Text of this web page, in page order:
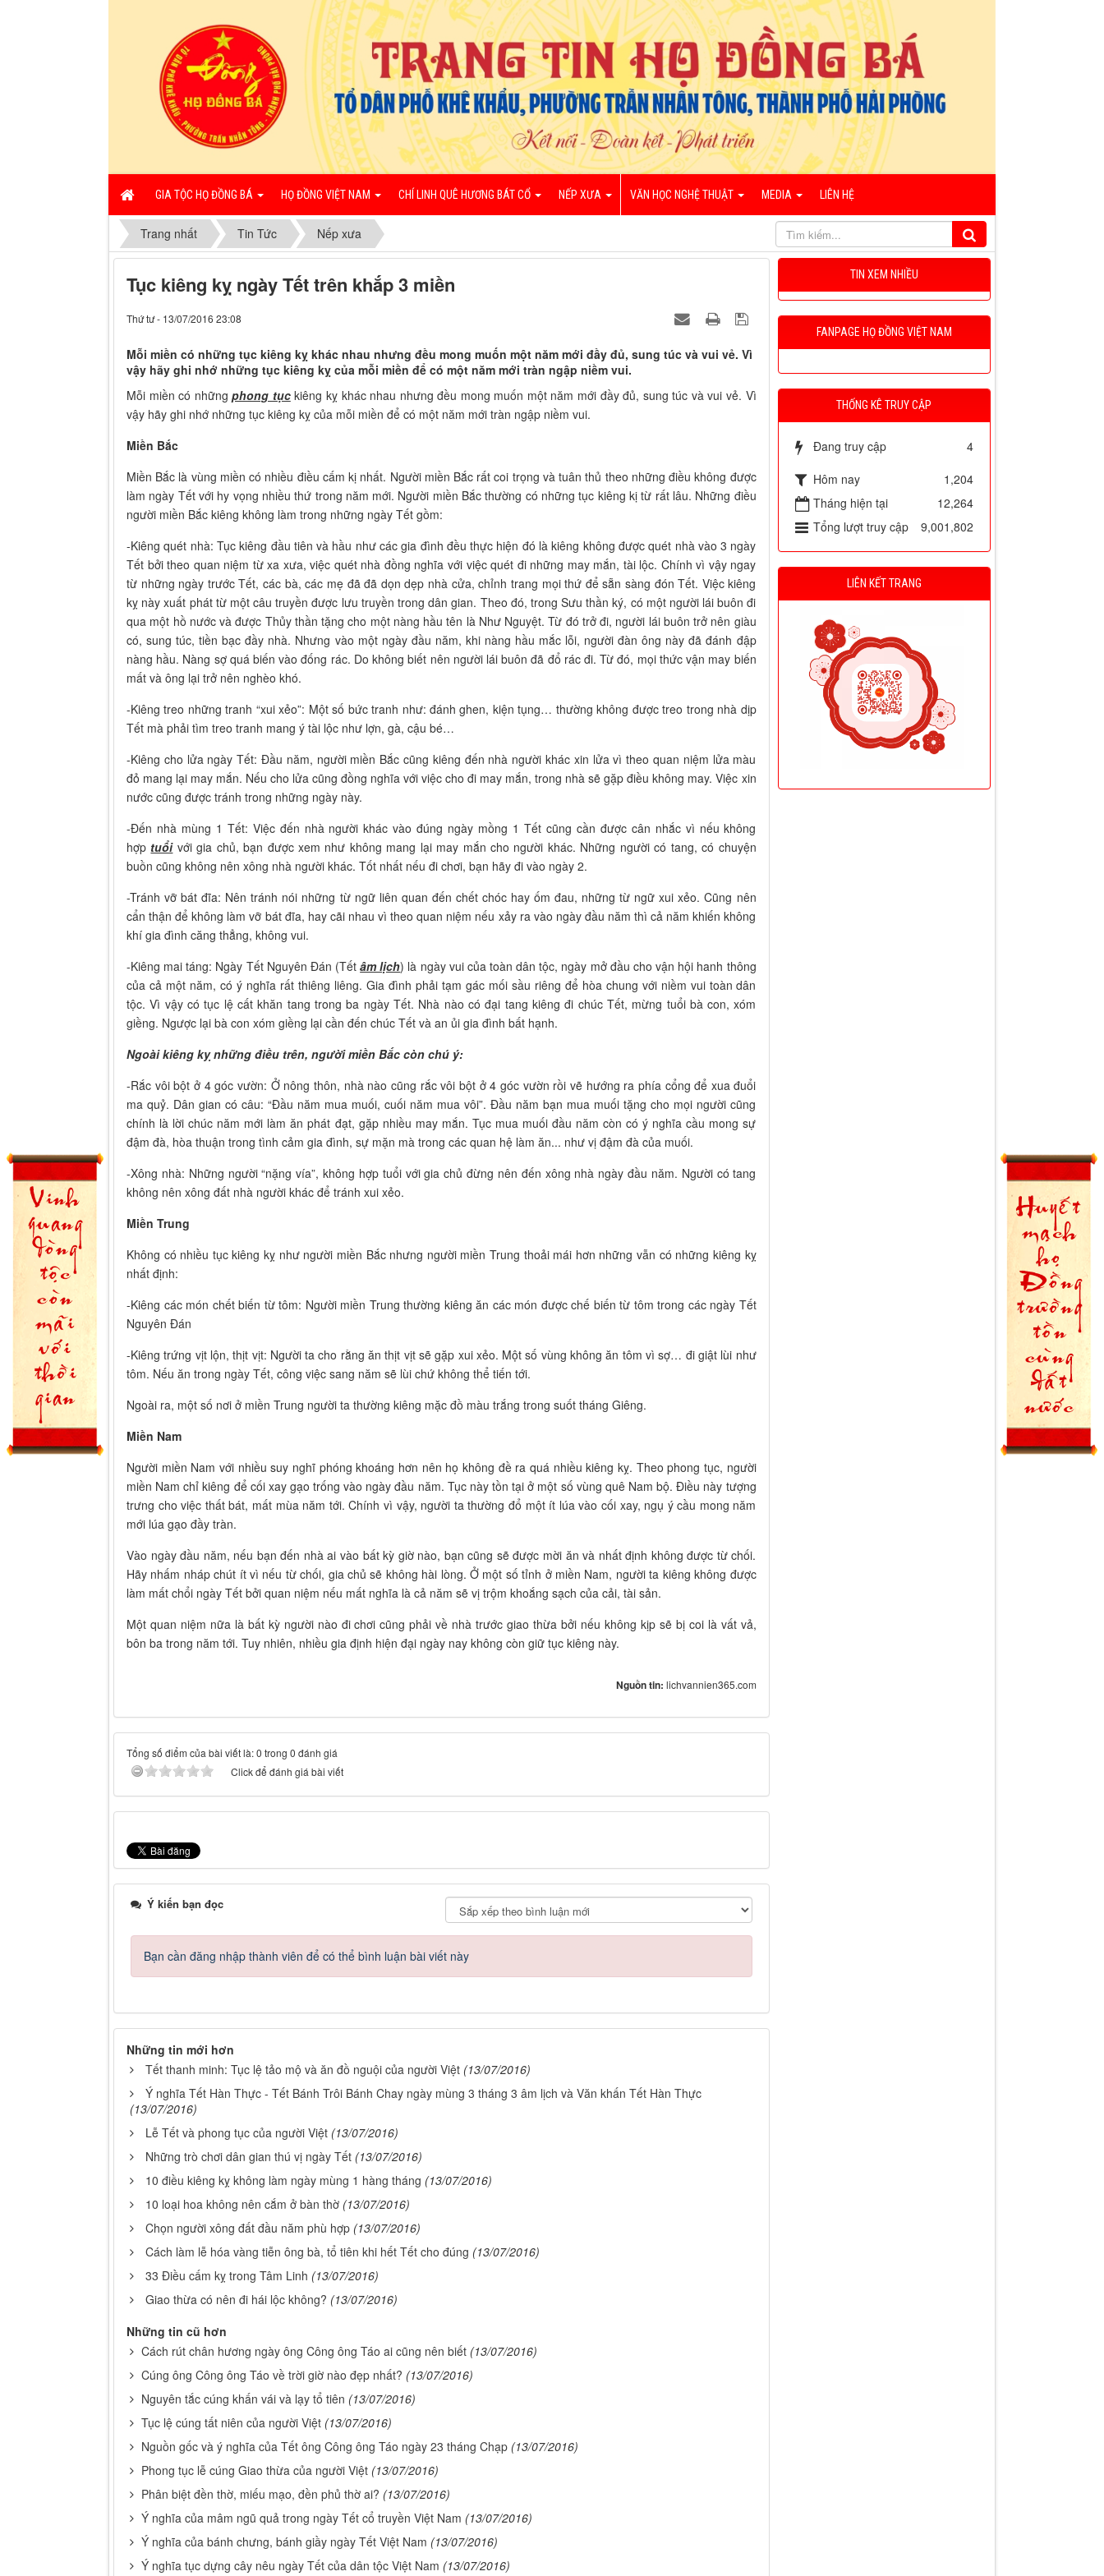
GIA TỘC HỌ ĐỒNG BÁ HỌ ĐỒNG VIỆT NAM CHÍ LINH QUÊ HƯƠNG BÁT CỔ NẾP XƯA VĂN HỌC NGHỆ THUẬT MEDIA LIÊN HỆ
Trang nhất Tin Tức Nếp xưa
Tục kiêng kỵ ngày Tết trên khắp 3 miền
Thứ tư - 13/07/2016 23:08
Mỗi miền có những tục kiêng kỵ khác nhau nhưng đều mong muốn một năm mới đầy đủ, sung túc và vui vẻ. Vì
vậy hãy ghi nhớ những tục kiêng kỵ của mỗi miền để có một năm mới tràn ngập niềm vui.
Mỗi miền có nhữngphong tụckiêng kỵ khác nhau nhưng đều mong muốn một năm mới đầy đủ, sung túc và vui vẻ. Vì
vậy hãy ghi nhớ những tục kiêng kỵ của mỗi miền để có một năm mới tràn ngập niềm vui.
Miền Bắc
Miền Bắc là vùng miền có nhiều điều cấm kị nhất. Người miền Bắc rất coi trọng và tuân thủ theo những điều không được
làm ngày Tết với hy vọng nhiều thứ trong năm mới. Người miền Bắc thường có những tục kiêng kị từ rất lâu. Những điều
người miền Bắc kiêng không làm trong những ngày Tết gồm:
-Kiêng quét nhà: Tục kiêng đầu tiên và hầu như các gia đình đều thực hiện đó là kiêng không được quét nhà vào 3 ngày
Tết bởi theo quan niệm từ xa xưa, việc quét nhà đồng nghĩa với việc quét đi những may mắn, tài lộc. Chính vì vậy ngay
từ những ngày trước Tết, các bà, các mẹ đã đã dọn dẹp nhà cửa, chỉnh trang mọi thứ để sẵn sàng đón Tết. Việc kiêng
kỵ này xuất phát từ một câu truyền được lưu truyền trong dân gian. Theo đó, trong Sưu thần ký, có một người lái buôn đi
qua một hồ nước và được Thủy thần tặng cho một nàng hầu tên là Như Nguyệt. Từ đó trở đi, người lái buôn trở nên giàu
có, sung túc, tiền bạc đầy nhà. Nhưng vào một ngày đầu năm, khi nàng hầu mắc lỗi, người đàn ông này đã đánh đập
nàng hầu. Nàng sợ quá biến vào đống rác. Do không biết nên người lái buôn đã đổ rác đi. Từ đó, mọi thức vận may biến
mất và ông lại trở nên nghèo khó.
-Kiêng treo những tranh “xui xẻo”: Một số bức tranh như: đánh ghen, kiện tụng… thường không được treo trong nhà dịp
Tết mà phải tìm treo tranh mang ý tài lộc như lợn, gà, cậu bé…
-Kiêng cho lửa ngày Tết: Đầu năm, người miền Bắc cũng kiêng đến nhà người khác xin lửa vì theo quan niệm lửa màu
đỏ mang lại may mắn. Nếu cho lửa cũng đồng nghĩa với việc cho đi may mắn, trong nhà sẽ gặp điều không may. Việc xin
nước cũng được tránh trong những ngày này.
-Đến nhà mùng 1 Tết: Việc đến nhà người khác vào đúng ngày mồng 1 Tết cũng cần được cân nhắc vì nếu không
hợp tuổivới gia chủ, bạn được xem như không mang lại may mắn cho người khác. Những người có tang, có chuyện
buồn cũng không nên xông nhà người khác. Tốt nhất nếu đi chơi, bạn hãy đi vào ngày 2.
-Tránh vỡ bát đĩa: Nên tránh nói những từ ngữ liên quan đến chết chóc hay ốm đau, những từ ngữ xui xẻo. Cũng nên
cẩn thận để không làm vỡ bát đĩa, hay cãi nhau vì theo quan niệm nếu xảy ra vào ngày đầu năm thì cả năm khiến không
khí gia đình căng thẳng, không vui.
-Kiêng mai táng: Ngày Tết Nguyên Đán (Tếtâm lịch) là ngày vui của toàn dân tộc, ngày mở đầu cho vận hội hanh thông
của cả một năm, có ý nghĩa rất thiêng liêng. Gia đình phải tạm gác mối sầu riêng để hòa chung với niềm vui toàn dân
tộc. Vì vậy có tục lệ cất khăn tang trong ba ngày Tết. Nhà nào có đại tang kiêng đi chúc Tết, mừng tuổi bà con, xóm
giềng. Ngược lại bà con xóm giềng lại cần đến chúc Tết và an ủi gia đình bất hạnh.
Ngoài kiêng kỵ những điều trên, người miền Bắc còn chú ý:
-Rắc vôi bột ở 4 góc vườn: Ở nông thôn, nhà nào cũng rắc vôi bột ở 4 góc vườn rồi vẽ hướng ra phía cổng để xua đuổi
ma quỷ. Dân gian có câu: “Đầu năm mua muối, cuối năm mua vôi”. Đầu năm bạn mua muối tặng cho mọi người cũng
chính là lời chúc năm mới làm ăn phát đạt, gặp nhiều may mắn. Tục mua muối đầu năm còn có ý nghĩa cầu mong sự
đậm đà, hòa thuận trong tình cảm gia đình, sự mặn mà trong các quan hệ làm ăn... như vị đậm đà của muối.
-Xông nhà: Những người “nặng vía”, không hợp tuổi với gia chủ đừng nên đến xông nhà ngày đầu năm. Người có tang
không nên xông đất nhà người khác để tránh xui xẻo.
Miền Trung
Không có nhiều tục kiêng kỵ như người miền Bắc nhưng người miền Trung thoải mái hơn những vẫn có những kiêng kỵ
nhất định:
-Kiêng các món chết biến từ tôm: Người miền Trung thường kiêng ăn các món được chế biến từ tôm trong các ngày Tết
Nguyên Đán
-Kiêng trứng vịt lộn, thịt vịt: Người ta cho rằng ăn thịt vịt sẽ gặp xui xẻo. Một số vùng không ăn tôm vì sợ… đi giật lùi như
tôm. Nếu ăn trong ngày Tết, công việc sang năm sẽ lùi chứ không thể tiến tới.
Ngoài ra, một số nơi ở miền Trung người ta thường kiêng mặc đồ màu trắng trong suốt tháng Giêng.
Miền Nam
Người miền Nam với nhiều suy nghĩ phóng khoáng hơn nên họ không đề ra quá nhiều kiêng kỵ. Theo phong tục, người
miền Nam chỉ kiêng để cối xay gạo trống vào ngày đầu năm. Tục này tồn tại ở một số vùng quê Nam bộ. Điều này tượng
trưng cho việc thất bát, mất mùa năm tới. Chính vì vậy, người ta thường đổ một ít lúa vào cối xay, ngụ ý cầu mong năm
mới lúa gạo đầy tràn.
Vào ngày đầu năm, nếu bạn đến nhà ai vào bất kỳ giờ nào, bạn cũng sẽ được mời ăn và nhất định không được từ chối.
Hãy nhấm nháp chút ít vì nếu từ chối, gia chủ sẽ không hài lòng. Ở một số tỉnh ở miền Nam, người ta kiêng không được
làm mất chổi ngày Tết bởi quan niệm nếu mất nghĩa là cả năm sẽ vị trộm khoắng sạch của cải, tài sản.
Một quan niệm nữa là bất kỳ người nào đi chơi cũng phải về nhà trước giao thừa bởi nếu không kịp sẽ bị coi là vất vả,
bôn ba trong năm tới. Tuy nhiên, nhiều gia định hiện đại ngày nay không còn giữ tục kiêng này.
Nguồn tin: lichvannien365.com
Tổng số điểm của bài viết là: 0 trong 0 đánh giá
Click để đánh giá bài viết
Ý kiến bạn đọc
Bạn cần đăng nhập thành viên để có thể bình luận bài viết này
Những tin mới hơn
Tết thanh minh: Tục lệ tảo mộ và ăn đồ nguội của người Việt (13/07/2016)
Ý nghĩa Tết Hàn Thực - Tết Bánh Trôi Bánh Chay ngày mùng 3 tháng 3 âm lịch và Văn khấn Tết Hàn Thực
(13/07/2016)
Lễ Tết và phong tục của người Việt (13/07/2016)
Những trò chơi dân gian thú vị ngày Tết (13/07/2016)
10 điều kiêng kỵ không làm ngày mùng 1 hàng tháng (13/07/2016)
10 loại hoa không nên cắm ở bàn thờ (13/07/2016)
Chọn người xông đất đầu năm phù hợp (13/07/2016)
Cách làm lễ hóa vàng tiễn ông bà, tổ tiên khi hết Tết cho đúng (13/07/2016)
33 Điều cấm kỵ trong Tâm Linh (13/07/2016)
Giao thừa có nên đi hái lộc không? (13/07/2016)
Những tin cũ hơn
Cách rút chân hương ngày ông Công ông Táo ai cũng nên biết (13/07/2016)
Cúng ông Công ông Táo về trời giờ nào đẹp nhất? (13/07/2016)
Nguyên tắc cúng khấn vái và lạy tổ tiên (13/07/2016)
Tục lệ cúng tất niên của người Việt (13/07/2016)
Nguồn gốc và ý nghĩa của Tết ông Công ông Táo ngày 23 tháng Chạp (13/07/2016)
Phong tục lễ cúng Giao thừa của người Việt (13/07/2016)
Phân biệt đền thờ, miếu mạo, đền phủ thờ ai? (13/07/2016)
Ý nghĩa của mâm ngũ quả trong ngày Tết cổ truyền Việt Nam (13/07/2016)
Ý nghĩa của bánh chưng, bánh giầy ngày Tết Việt Nam (13/07/2016)
Ý nghĩa tục dựng cây nêu ngày Tết của dân tộc Việt Nam (13/07/2016)
TIN XEM NHIỀU
FANPAGE HỌ ĐỒNG VIỆT NAM
THỐNG KÊ TRUY CẬP
Đang truy cập
4
Hôm nay
1,204
Tháng hiện tại
12,264
Tổng lượt truy cập
9,001,802
LIÊN KẾT TRANG